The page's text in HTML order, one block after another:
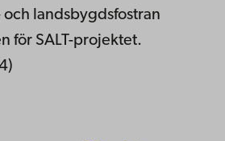
och landsbygdsfostran
för SALT-projektet.